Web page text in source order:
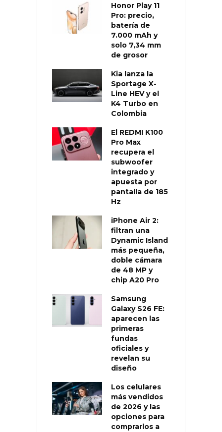
Honor Play 11
Pro: precio,
batería de
7.000 mAh y
solo 7,34 mm
de grosor
Kia lanza la
Sportage X-
Line HEV y el
K4 Turbo en
Colombia
El REDMI K100
Pro Max
recupera el
subwoofer
integrado y
apuesta por
pantalla de 185
Hz
iPhone Air 2:
filtran una
Dynamic Island
más pequeña,
doble cámara
de 48 MP y
chip A20 Pro
Samsung
Galaxy S26 FE:
aparecen las
primeras
fundas
oficiales y
revelan su
diseño
Los celulares
más vendidos
de 2026 y las
opciones para
comprarlos a